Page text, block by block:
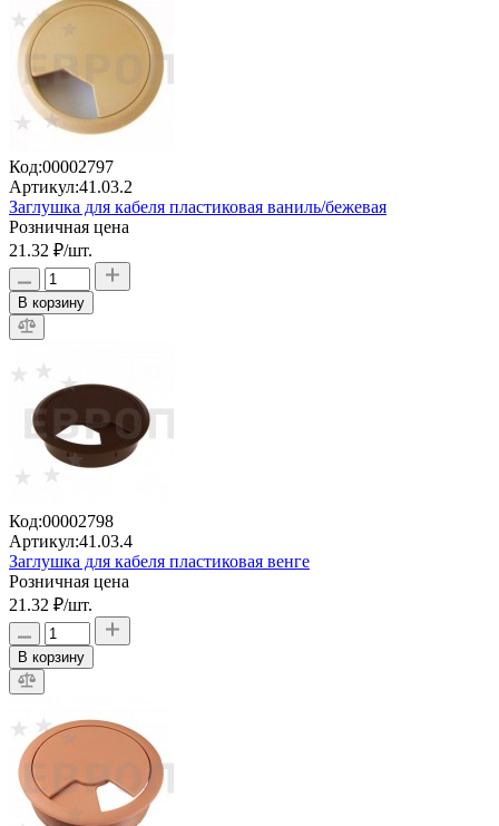
Код:00002797
Артикул:41.03.2
Заглушка для кабеля пластиковая ваниль/бежевая
Розничная цена
21.32 ₽/шт.
В корзину
Код:00002798
Артикул:41.03.4
Заглушка для кабеля пластиковая венге
Розничная цена
21.32 ₽/шт.
В корзину